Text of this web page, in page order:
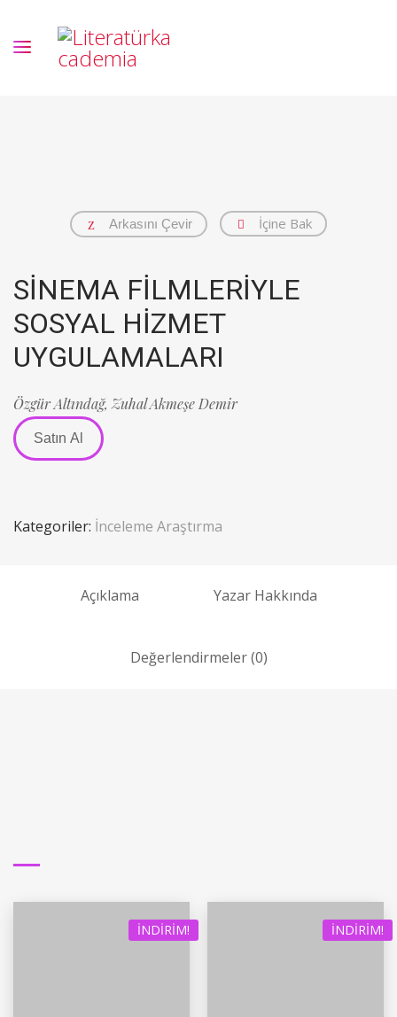
Arkasını Çevir İçine Bak
SİNEMA FİLMLERİYLE
SOSYAL HİZMET
UYGULAMALARI
Özgür Altındağ,Zuhal Akmeşe Demir
Satın Al
Kategoriler: İnceleme Araştırma
Açıklama Yazar Hakkında
Değerlendirmeler (0)
İNDIRIM! İNDIRIM!